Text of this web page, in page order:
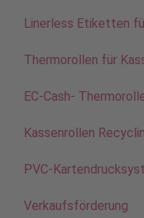
Linerless Etiketten
Thermorollen für
EC-Cash-
Kassenrollen
PVC-
Verkaufsförderung